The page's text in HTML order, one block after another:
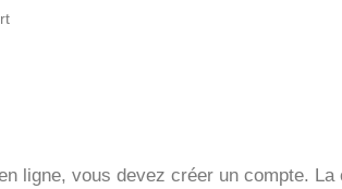
ligne, vous devez créer un compte.